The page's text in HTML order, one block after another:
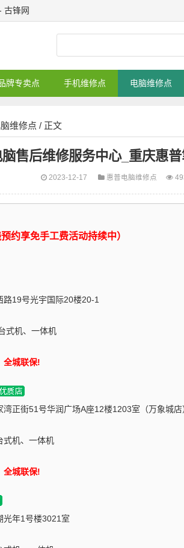
古锋网
牌专卖点 手机维修点 电脑维修点
维修点 / 正文
售后维修服务中心_重庆惠
2023-12-17 惠普电脑维修点
预约享免手工费活动持续中）
19号光宇国际20楼20-1
式机、一体机
全城联保!
正街51号华润广场A座12楼1203室（万象城店
式机、一体机
全城联保!
光年1号楼3021室